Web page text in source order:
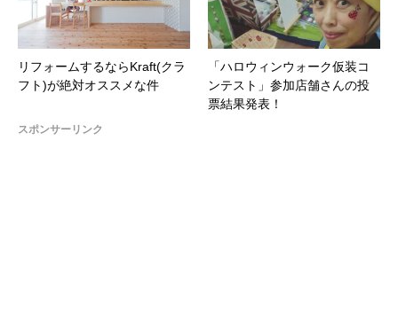
リフォームするならKraft(クラ
フト)が絶対オススメな件
「ハロウィンウォーク仮装コ
ンテスト」参加店舗さんの投
票結果発表！
スポンサーリンク